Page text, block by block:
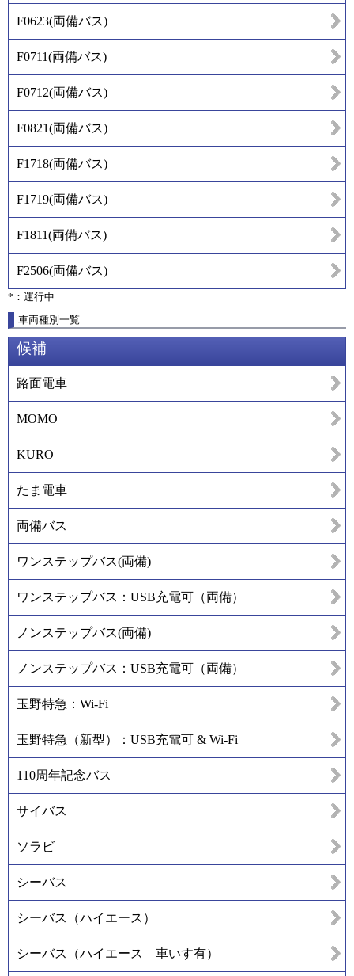
F0623(両備バス)
F0711(両備バス)
F0712(両備バス)
F0821(両備バス)
F1718(両備バス)
F1719(両備バス)
F1811(両備バス)
F2506(両備バス)
*：運行中
車両種別一覧
候補
路面電車
MOMO
KURO
たま電車
両備バス
ワンステップバス(両備)
ワンステップバス：USB充電可（両備）
ノンステップバス(両備)
ノンステップバス：USB充電可（両備）
玉野特急：Wi-Fi
玉野特急（新型）：USB充電可 & Wi-Fi
110周年記念バス
サイバス
ソラビ
シーバス
シーバス（ハイエース）
シーバス（ハイエース 車いす有）